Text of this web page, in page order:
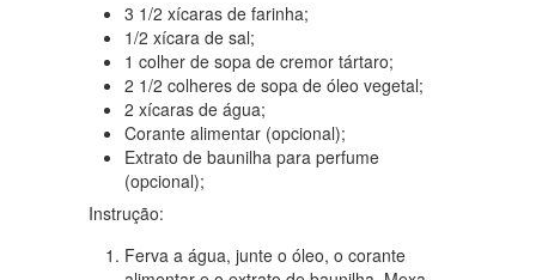
3 1/2 xícaras de farinha;
1/2 xícara de sal;
1 colher de sopa de cremor tártaro;
2 1/2 colheres de sopa de óleo vegetal;
2 xícaras de água;
Corante alimentar (opcional);
Extrato de baunilha para perfume
(opcional);
Instrução:
Ferva a água, junte o óleo, o corante